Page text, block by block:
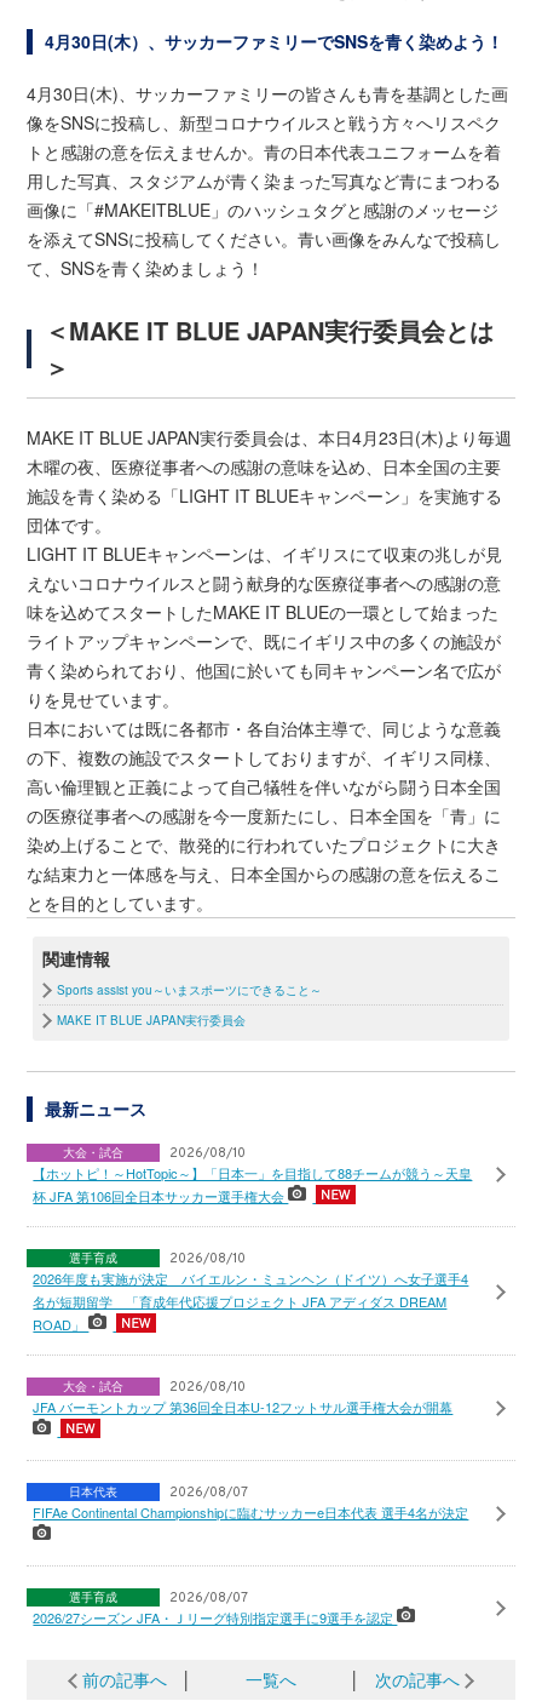
4月30日(木）、サッカーファミリーでSNSを青く染めよう！
4月30日(木)、サッカーファミリーの皆さんも青を基調とした画
像をSNSに投稿し、新型コロナウイルスと戦う方々へリスペク
トと感謝の意を伝えませんか。青の日本代表ユニフォームを着
用した写真、スタジアムが青く染まった写真など青にまつわる
画像に「#MAKEITBLUE」のハッシュタグと感謝のメッセージ
を添えてSNSに投稿してください。青い画像をみんなで投稿し
て、SNSを青く染めましょう！
＜MAKE IT BLUE JAPAN実行委員会とは
＞
MAKE IT BLUE JAPAN実行委員会は、本日4月23日(木)より毎週
木曜の夜、医療従事者への感謝の意味を込め、日本全国の主要
施設を青く染める「LIGHT IT BLUEキャンペーン」を実施する
団体です。
LIGHT IT BLUEキャンペーンは、イギリスにて収束の兆しが見
えないコロナウイルスと闘う献身的な医療従事者への感謝の意
味を込めてスタートしたMAKE IT BLUEの一環として始まった
ライトアップキャンペーンで、既にイギリス中の多くの施設が
青く染められており、他国に於いても同キャンペーン名で広が
りを見せています。
日本においては既に各都市・各自治体主導で、同じような意義
の下、複数の施設でスタートしておりますが、イギリス同様、
高い倫理観と正義によって自己犠牲を伴いながら闘う日本全国
の医療従事者への感謝を今一度新たにし、日本全国を「青」に
染め上げることで、散発的に行われていたプロジェクトに大き
な結束力と一体感を与え、日本全国からの感謝の意を伝えるこ
とを目的としています。
関連情報
Sports assist you～いまスポーツにできること～
MAKE IT BLUE JAPAN実行委員会
最新ニュース
大会・試合 2026/08/10
【ホットピ！～HotTopic～】「日本一」を目指して88チームが競う～天皇
杯 JFA 第106回全日本サッカー選手権大会
選手育成 2026/08/10
2026年度も実施が決定 バイエルン・ミュンヘン（ドイツ）へ女子選手4
名が短期留学 「育成年代応援プロジェクト JFA アディダス DREAM
ROAD」
大会・試合 2026/08/10
JFA バーモントカップ 第36回全日本U-12フットサル選手権大会が開幕
日本代表 2026/08/07
FIFAe Continental Championshipに臨むサッカーe日本代表 選手4名が決定
選手育成 2026/08/07
2026/27シーズン JFA・Ｊリーグ特別指定選手に9選手を認定
前の記事へ 一覧へ 次の記事へ